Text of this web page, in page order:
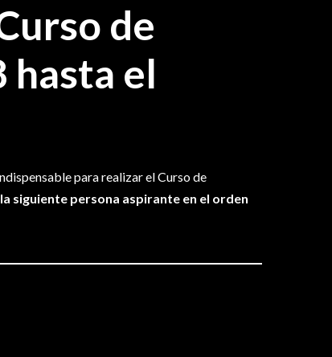
de
hasta el
para realizar el Curso de
siguiente persona aspirante en el orden